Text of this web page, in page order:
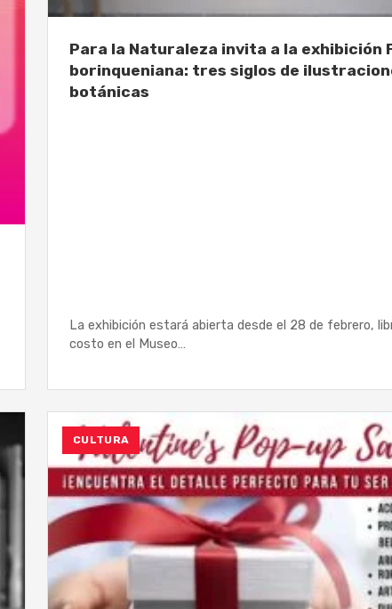
Para la Naturaleza invita a la exhibición
borinqueniana: tres siglos de
botánicas
La exhibición estará abierta desde el 28 de febrero,
costo en el Museo…
CULTURA